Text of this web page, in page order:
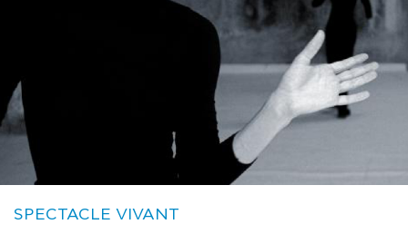
SPECTACLE VIVANT